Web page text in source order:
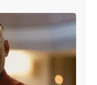
auf seinen
die Edition
Hashivenu,
Deutschland in